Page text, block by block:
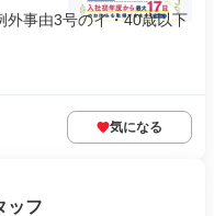
外事由3号のイ・40歳以下
気になる
ッフ